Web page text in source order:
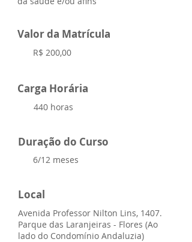
Valor da Matrícula
R$ 200,00
Carga Horária
440 horas
Duração do Curso
6/12 meses
Local
Avenida Professor Nilton Lins, 1407.
Parque das Laranjeiras - Flores (Ao
lado do Condomínio Andaluzia)